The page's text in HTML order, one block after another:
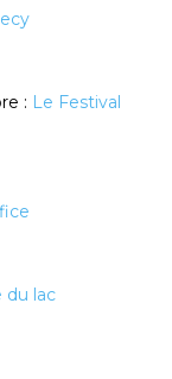
: Le Festival
du lac